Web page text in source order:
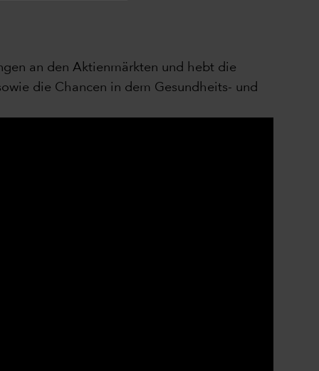
an den Aktienmärkten und hebt die
die Chancen in dem Gesundheits- und